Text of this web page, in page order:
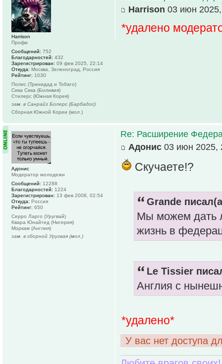
Harrison 03 июн
*удалено
Harrison
Профи
Сообщений: 752
Благодарностей: 432
Зарегистрирован: 09 фев 2025, 22:14
Откуда: Москва, Зеленоград, Россия
Рейтинг: 1030
Полис (Тринидад и Тобаго)
Сика Сика (Боливия)
Стилерс (Южная Корея)
зам. в Санрайз Болерс (Барбадос)
Сборная Южной Кореи (мол.)
Re: Расширение
Адонис 03 июн 2025,
Скучаете!?
Grande
Мы можем дать
жизнь в
Le Tissier
Англия с
*удалено*
У вас нет доступа
Адонис
Модератор молодежи
Сообщений: 12288
Благодарностей: 1224
Зарегистрирован: 13 фев 2008, 02:54
Откуда: Россия
Рейтинг: 650
Серро Ларго (Уругвай)
Квара Юнайтед (Нигерия)
Моркам (Англия)
зам. в сборной Уругвая (мол.)